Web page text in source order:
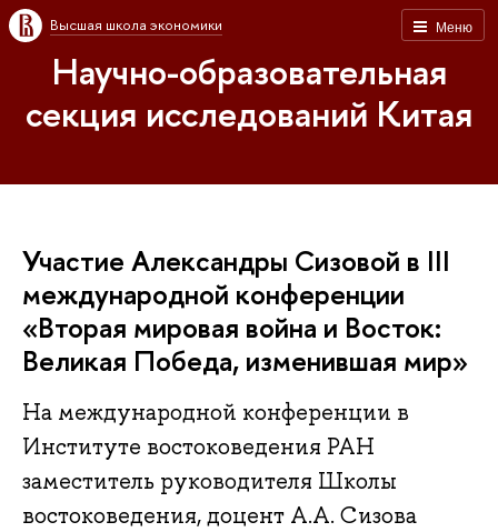
Меню
Высшая школа экономики
Научно-образовательная
секция исследований Китая
Участие Александры Сизовой в III
международной конференции
«Вторая мировая война и Восток:
Великая Победа, изменившая мир»
На международной конференции в
Институте востоковедения РАН
заместитель руководителя Школы
востоковедения, доцент А.А. Сизова